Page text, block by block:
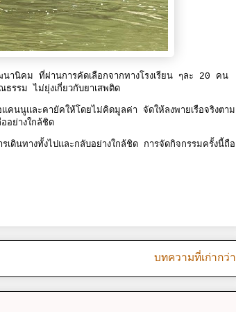
านิคม ที่ผ่านการคัดเลือกจากทางโรงเรียน ๆละ 20 คน
ธรรม ไม่ยุ่งเกี่ยวกับยาเสพติด
แคนนูและคายัคให้โดยไม่คิดมูลค่า จัดให้ลงพายเรือจริงตาม
อย่างใกล้ชิด
ดินทางทั้งไปและกลับอย่างใกล้ชิด การจัดกิจกรรมครั้งนี้ถือ
บทความที่เก่ากว่า